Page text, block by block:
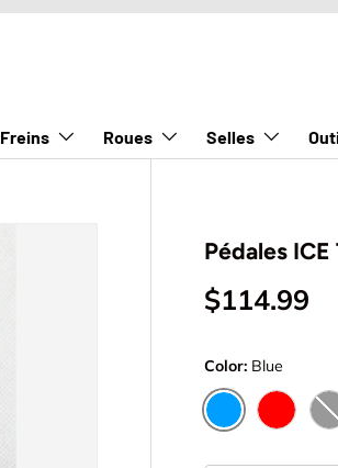
Freins Roues Selles
Pédales
$114.99
Color: Blue
BLUE RED